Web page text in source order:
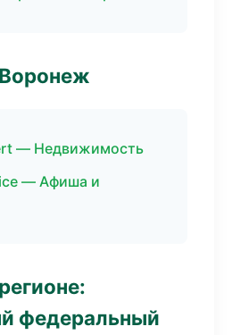
— Недвижимость
— Афиша и
федеральный